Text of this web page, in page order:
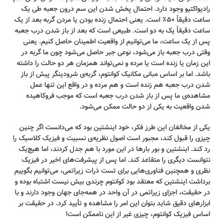
رادیواکتیو وجود دارد. احتمال پخش شدن این سم درون جعبه طی یک
ساعت دقیقاً ۵۰٪ است. یعنی احتمال زنده بودن یا مردن گربه بعد از یک
ساعت دقیقاً یک به دو است. طبیعی است که بعد از باز شدن درب جعبه
پس از یک ساعت، ما می‌توانیم از واقعیت اطمینان حاصل کنیم. یعنی
وقتی درب جعبه باز می‌شود، نوعی جبر حاصل می‌شود چون ما گربه در
این زمان یا زنده است یا مرده و نمی‌تواند همزمان هر دو حالت را داشته
باشد. اما بر اساس مبانی مکانیک کوانتوم، گربه‌ی شرودینگر پیش از باز
شدن درب جعبه هم زنده است و هم مرده و در واقع این تنها عمل
مشاهده‌ی ما پس از باز شدن درب جعبه است که موجب فروکاهیده
شدن واقعیت به یکی از دو حالت ممکن می‌شود.
یکی از مخالفان این طرز فکر، خود اینشتین بود که می‌دانست اگر چنین
چیزی را قبول کند، مجبور است اصول نظریه‌ی نسبیت و فیزیک کلاسیک را
رد کند. اینشتین و بور بارها در این مورد با هم جدل کردند، اما هیچ‌یک
نتوانست دیگری را متقاعد کند. اما پس از پیشرفت‌های اخیر در فیزیک
نظری و همچنین فناوری‌هایی برای تست ذرات زیراتمی، می‌توانیم بگوییم
برداشت اینشتین که معتقد بود کوانتوم چرندی بیش نیست اشتباه بوده و
در حقیقت، اجزای زیراتمی در آن واحد در همه‌جای جهان وجود دارند و با
ابزارهای دقیق شاید بتوان این امر را مشاهده و تأیید کرد. در حقیقت بر
اساس فیزیک کوانتوم، چیزی غیر از این ناممکن است!